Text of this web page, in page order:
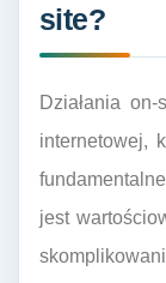
site?
Działania
internetowej,
jest